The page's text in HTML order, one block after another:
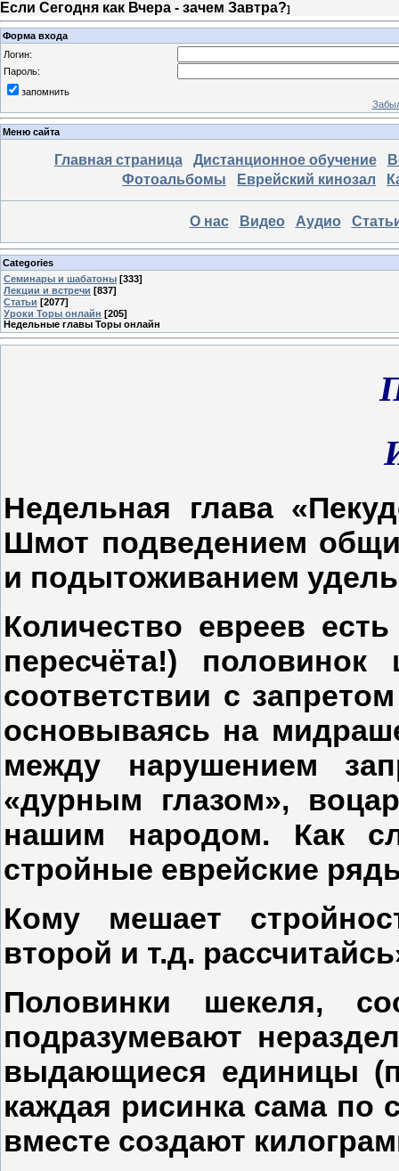
Если Сегодня как Вчера - зачем Завтра?]
Форма входа
Логин:
Пароль:
запомнить
Меню сайта
Главная страница Дистанционное обучение
Фотоальбомы
Еврейский кинозал
О нас Видео Аудио
Categories
Семинары и шабатоны [333]
Лекции и встречи [837]
Статьи [2077]
Уроки Торы онлайн [205]
Недельные главы Торы онлайн
Недельная глава
Шмот подведением
и подытоживанием
Количество евреев
пересчёта!)
соответствии с
основываясь на
между нарушением
«дурным глазом»,
нашим народом. Как
стройные еврейские
Кому мешает
второй и т.д.
Половинки шекеля,
подразумевают
выдающиеся единицы
каждая рисинка сама по
вместе создают